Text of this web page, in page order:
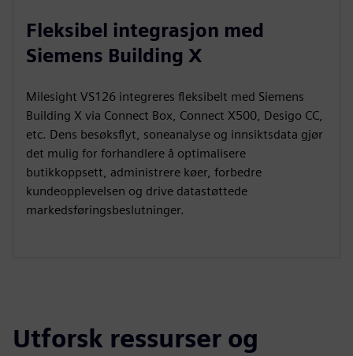
Fleksibel integrasjon med
Siemens Building X
Milesight VS126 integreres fleksibelt med Siemens
Building X via Connect Box, Connect X500, Desigo CC,
etc. Dens besøksflyt, soneanalyse og innsiktsdata gjør
det mulig for forhandlere å optimalisere
butikkoppsett, administrere køer, forbedre
kundeopplevelsen og drive datastøttede
markedsføringsbeslutninger.
Utforsk ressurser og